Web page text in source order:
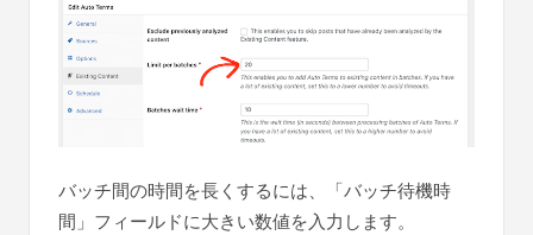
バッチ間の時間を長くするには、「バッチ待機時
間」フィールドに大きい数値を入力します。